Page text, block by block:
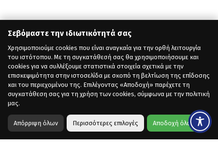
Σεβόμαστε την ιδιωτικότητά σας
Χρησιμοποιούμε cookies που είναι αναγκαία για την ορθή λειτουργία
του ιστότοπου. Με τη συγκατάθεσή σας θα χρησιμοποιήσουμε και
cookies για να συλλέξουμε στατιστικά στοιχεία σχετικά με την
επισκεψιμότητα στην ιστοσελίδα με σκοπό τη βελτίωση της επίδοσης
και του περιεχομένου της. Επιλέγοντας «Αποδοχή» παρέχετε τη
συγκατάθεση σας για τη χρήση των cookies, σύμφωνα με την πολιτική
μας.
Απόρριψη όλων Περισσότερες επιλογές Αποδοχή όλων